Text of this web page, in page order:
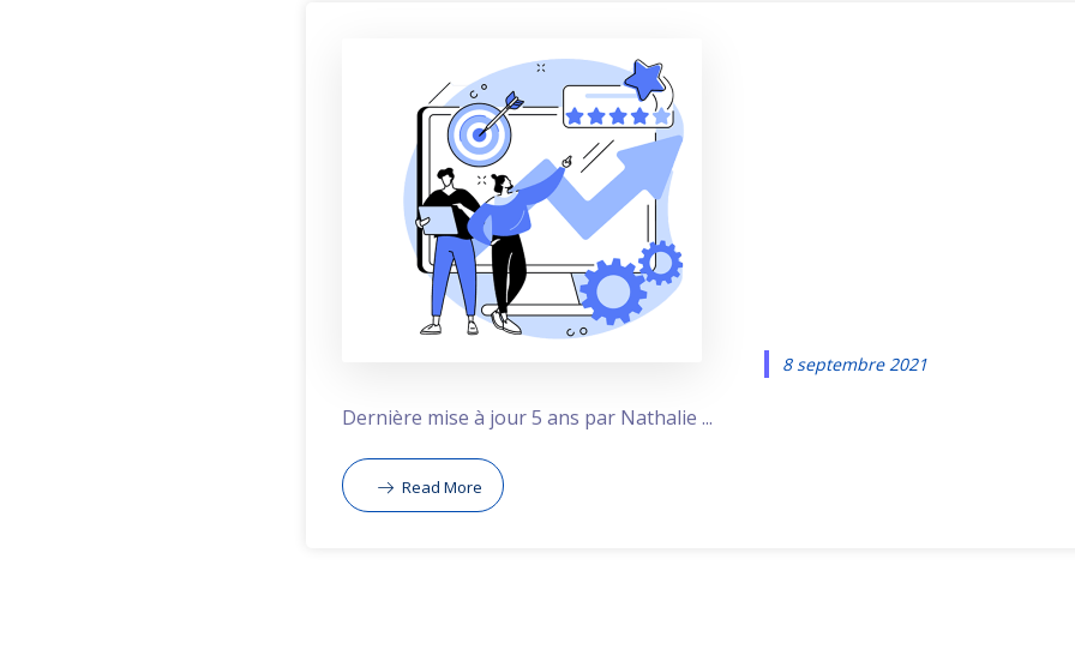
8 septembre 2021
Dernière mise à jour 5 ans par Nathalie ...
Read More